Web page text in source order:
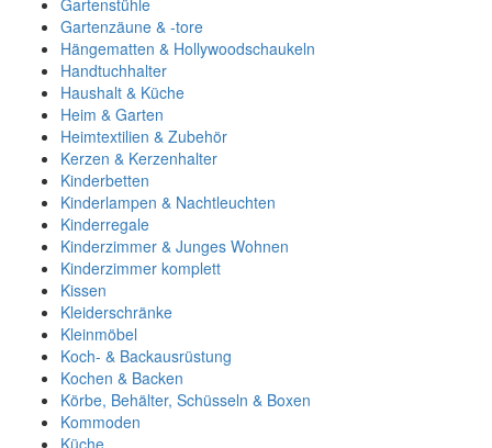
Gartenstühle
Gartenzäune & -tore
Hängematten & Hollywoodschaukeln
Handtuchhalter
Haushalt & Küche
Heim & Garten
Heimtextilien & Zubehör
Kerzen & Kerzenhalter
Kinderbetten
Kinderlampen & Nachtleuchten
Kinderregale
Kinderzimmer & Junges Wohnen
Kinderzimmer komplett
Kissen
Kleiderschränke
Kleinmöbel
Koch- & Backausrüstung
Kochen & Backen
Körbe, Behälter, Schüsseln & Boxen
Kommoden
Küche